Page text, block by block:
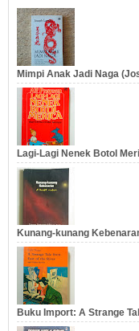
Mimpi Anak Jadi Naga
Lagi-Lagi Nenek Botol
Kunang-kunang
Buku Import: A Strange